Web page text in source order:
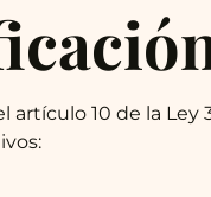
10 de la Ley